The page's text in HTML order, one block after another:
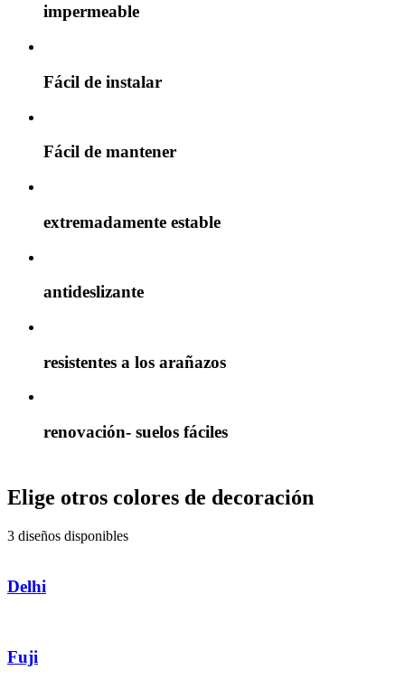
impermeable
Fácil de instalar
Fácil de mantener
extremadamente estable
antideslizante
resistentes a los arañazos
renovación- suelos fáciles
Elige otros colores de decoración
3 diseños disponibles
Delhi
Fuji